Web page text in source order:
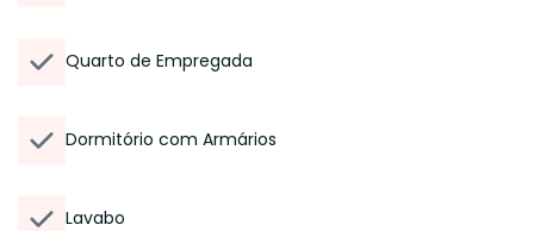
Quarto de Empregada
Dormitório com Armários
Lavabo